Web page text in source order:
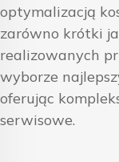
optymalizacją
zarówno krótki
realizowanych
wyborze
oferując
serwisowe.